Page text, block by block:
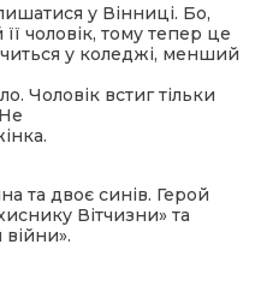
у Вінниці. Бо,
чоловік, тому тепер це
у коледжі, менший
Чоловік встиг тільки
та двоє синів. Герой
Вітчизни» та